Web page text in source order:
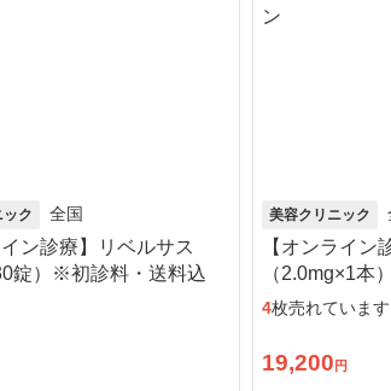
ク 全国
イン診療】リベルサス
錠）※初診料・送料込
美容クリニック
【オンライン
（2.0mg×1本
料・アルコー
4枚売れています
19,200 円